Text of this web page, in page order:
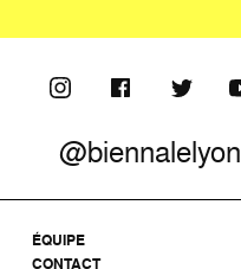
@biennalelyon
ÉQUIPE
CONTACT